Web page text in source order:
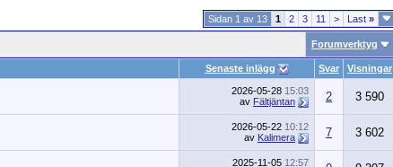
Sidan 1 av 13 1 2 3 11 > Last »
Forumverktyg
Senaste inlägg Svar Visningar
2026-05-28 15:03
av Fältjäntan 2 3 590
2026-05-22 10:12
av Kalimera 7 3 602
2025-11-05 12:57